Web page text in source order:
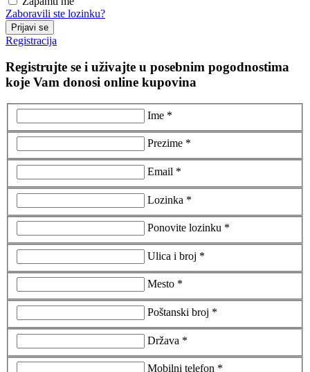
Zaboravili ste lozinku?
Prijavi se
Registracija
Registrujte se i uživajte u posebnim pogodnostima
koje Vam donosi online kupovina
Ime *
Prezime *
Email *
Lozinka *
Ponovite lozinku *
Ulica i broj *
Mesto *
Poštanski broj *
Država *
Mobilni telefon *